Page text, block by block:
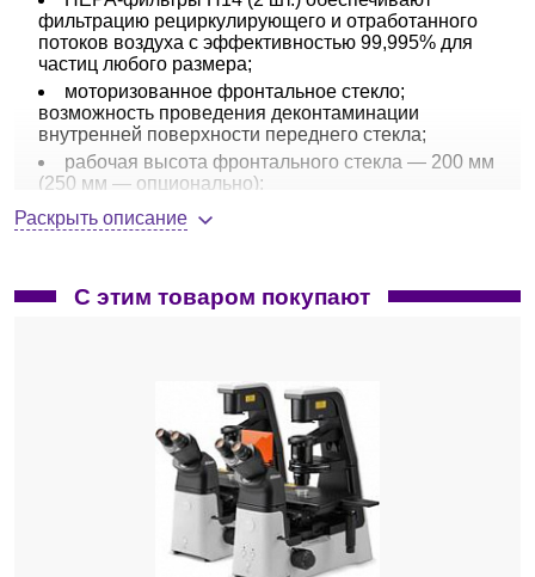
фильтрацию рециркулирующего и отработанного
потоков воздуха с эффективностью 99,995% для
частиц любого размера;
моторизованное фронтальное стекло;
возможность проведения деконтаминации
внутренней поверхности переднего стекла;
рабочая высота фронтального стекла — 200 мм
(250 мм — опционально);
УФ-лампы размещены на боковых
поверхностях рабочей камеры;
два независимых датчика давления для
измерения скорости потока в рабочей камере и
позволяющий работать в перчатках, графически
отображает различные режимы работы;
перемещаемые подставки для рук (стандартная
комплектация) расположены над воздухозаборной
рабочая поверхность выполнена из
нержавеющей стали и обладает повышенной
устойчивостью к коррозии.
Раскрыть описание
С этим товаром покупают